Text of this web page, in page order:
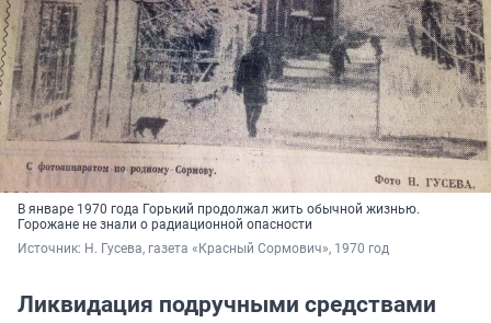
В январе 1970 года Горький продолжал жить обычной жизнью.
Горожане не знали о радиационной опасности
Источник: Н. Гусева, газета «Красный Сормович», 1970 год
Ликвидация подручными средствами